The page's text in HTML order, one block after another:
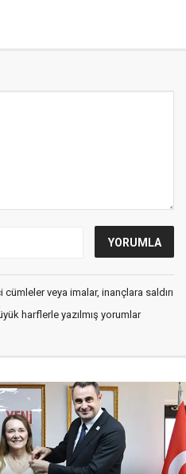
veya imalar, inançlara saldırı
harflerle yazılmış yorumlar